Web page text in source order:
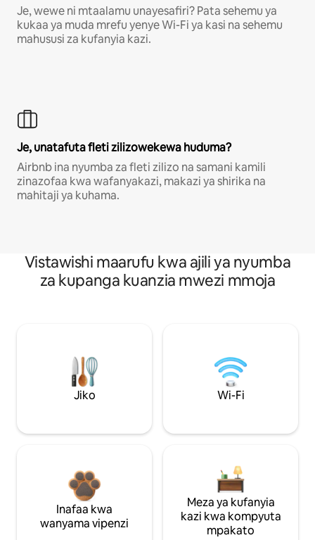
Je, wewe ni mtaalamu unayesafiri? Pata sehemu ya
kukaa ya muda mrefu yenye Wi-Fi ya kasi na sehemu
mahususi za kufanyia kazi.
Je, unatafuta fleti zilizowekewa huduma?
Airbnb ina nyumba za fleti zilizo na samani kamili
zinazofaa kwa wafanyakazi, makazi ya shirika na
mahitaji ya kuhama.
Vistawishi maarufu kwa ajili ya nyumba
za kupanga kuanzia mwezi mmoja
Jiko Wi-Fi
Inafaa kwa
wanyama vipenzi
Meza ya kufanyia
kazi kwa kompyuta
mpakato